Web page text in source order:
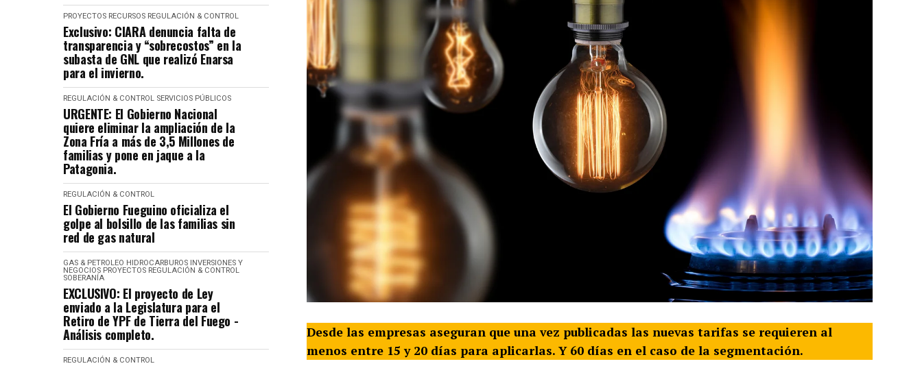
PROYECTOS RECURSOS REGULACIÓN & CONTROL
Exclusivo: CIARA denuncia falta de
transparencia y “sobrecostos” en la
subasta de GNL que realizó Enarsa
para el invierno.
REGULACIÓN & CONTROL SERVICIOS PÚBLICOS
URGENTE: El Gobierno Nacional
quiere eliminar la ampliación de la
Zona Fría a más de 3,5 Millones de
familias y pone en jaque a la
Patagonia.
REGULACIÓN & CONTROL
El Gobierno Fueguino oficializa el
golpe al bolsillo de las familias sin
red de gas natural
GAS & PETROLEO HIDROCARBUROS INVERSIONES Y
NEGOCIOS PROYECTOS REGULACIÓN & CONTROL
SOBERANÍA
EXCLUSIVO: El proyecto de Ley
enviado a la Legislatura para el
Retiro de YPF de Tierra del Fuego -
Análisis completo.
REGULACIÓN & CONTROL
Desde las empresas aseguran que una vez publicadas las nuevas tarifas se requieren al
menos entre 15 y 20 días para aplicarlas. Y 60 días en el caso de la segmentación.